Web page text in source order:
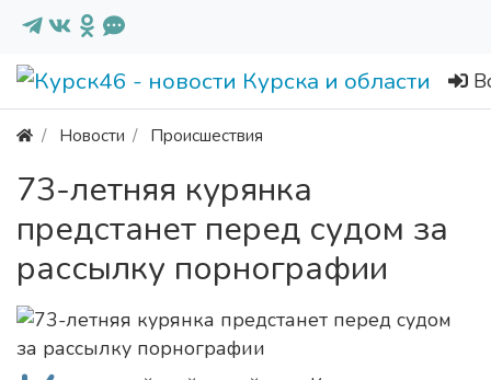
Новости Происшествия
73-летняя курянка
предстанет перед судом за
рассылку порнографии